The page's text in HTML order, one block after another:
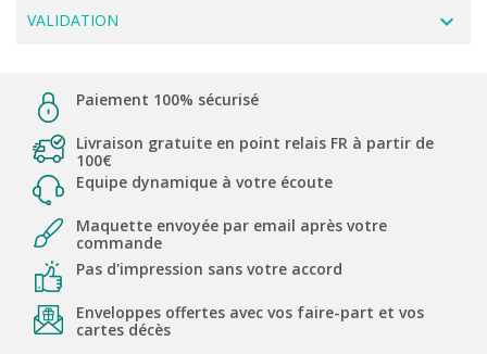
VALIDATION navigate_next
Paiement 100% sécurisé
Livraison gratuite en point relais FR à partir de
100€
Equipe dynamique à votre écoute
Maquette envoyée par email après votre
commande
Pas d'impression sans votre accord
Enveloppes offertes avec vos faire-part et vos
cartes décès